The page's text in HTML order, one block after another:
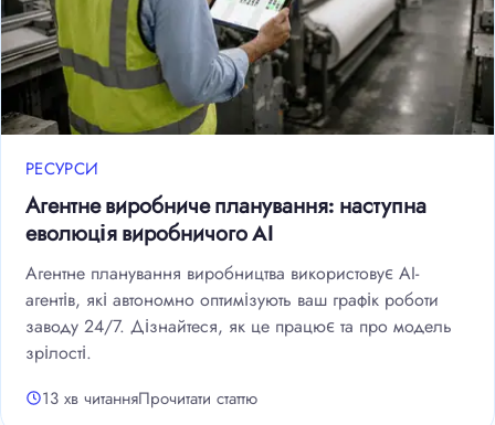
РЕСУРСИ
Агентне виробниче планування: наступна
еволюція виробничого AI
Агентне планування виробництва використовує AI-
агентів, які автономно оптимізують ваш графік роботи
заводу 24/7. Дізнайтеся, як це працює та про модель
зрілості.
13 хв читанняПрочитати статтю